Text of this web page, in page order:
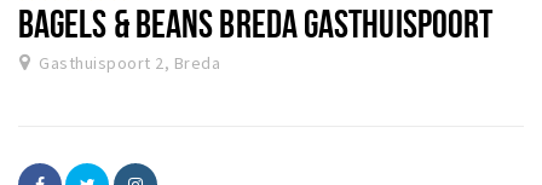
BAGELS & BEANS BREDA GASTHUISPOORT
Gasthuispoort 2, Breda